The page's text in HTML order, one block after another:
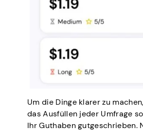
Um die Dinge klarer zu
das Ausfüllen jeder Umfrage
Ihr Guthaben gutgeschrieben.